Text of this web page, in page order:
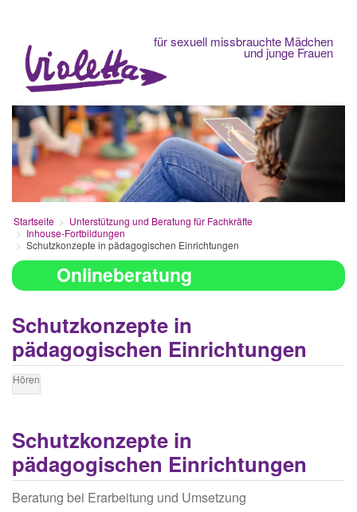
für sexuell missbrauchte Mädchen
und junge Frauen
Startseite
Unterstützung und Beratung für Fachkräfte
Inhouse-Fortbildungen
Schutzkonzepte in pädagogischen Einrichtungen
Onlineberatung
Schutzkonzepte in
pädagogischen Einrichtungen
Hören
Schutzkonzepte in
pädagogischen Einrichtungen
Beratung bei Erarbeitung und Umsetzung